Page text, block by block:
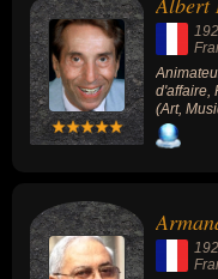
d'affaire,
(Art,